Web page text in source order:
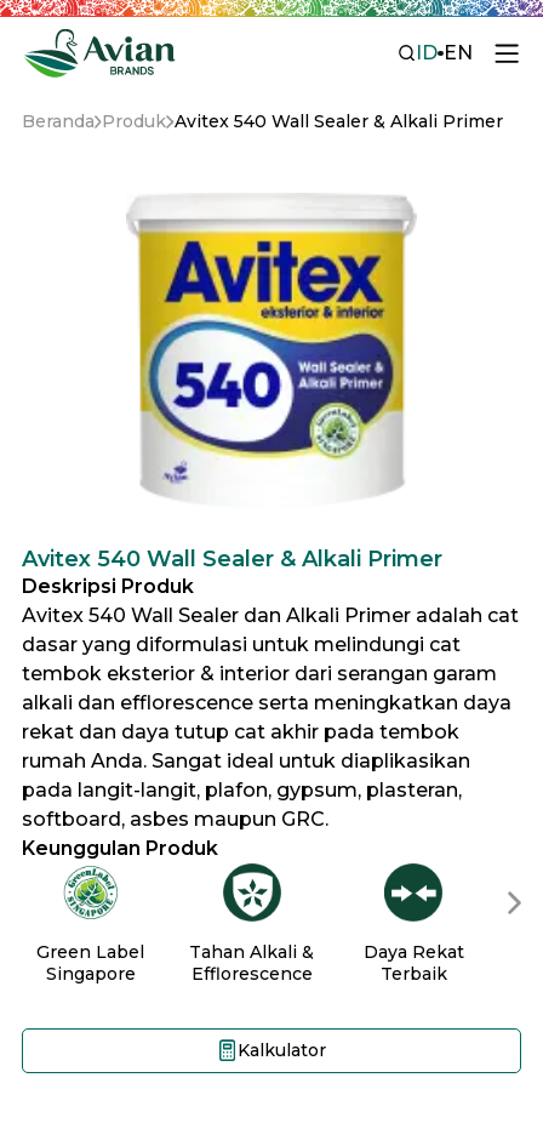
ID EN
Beranda Produk Avitex 540 Wall Sealer & Alkali Primer
Avitex 540 Wall Sealer & Alkali Primer
Deskripsi Produk
Avitex 540 Wall Sealer dan Alkali Primer adalah cat
dasar yang diformulasi untuk melindungi cat
tembok eksterior & interior dari serangan garam
alkali dan efflorescence serta meningkatkan daya
rekat dan daya tutup cat akhir pada tembok
rumah Anda. Sangat ideal untuk diaplikasikan
pada langit-langit, plafon, gypsum, plasteran,
softboard, asbes maupun GRC.
Keunggulan Produk
Green Label
Singapore
Tahan Alkali &
Efflorescence
Daya Rekat
Terbaik
Kalkulator